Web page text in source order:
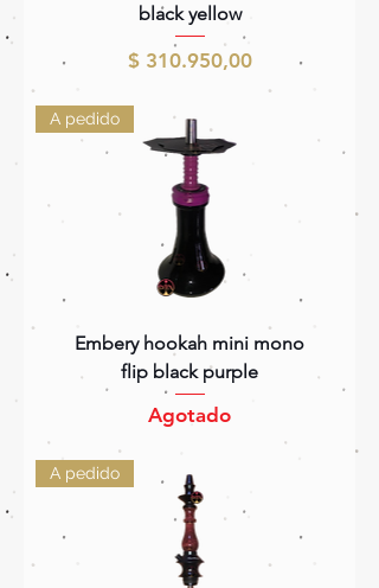
black yellow
Precio
$ 310.950,00
A pedido
Embery hookah mini mono
flip black purple
Agotado
A pedido